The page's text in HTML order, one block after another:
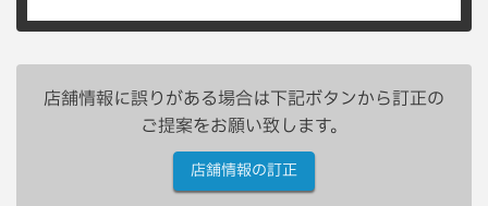
店舗情報に誤りがある場合は下記ボタンから訂正の
ご提案をお願い致します。
店舗情報の訂正